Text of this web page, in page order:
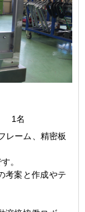
1名
ーム、精密板
と作成やテ